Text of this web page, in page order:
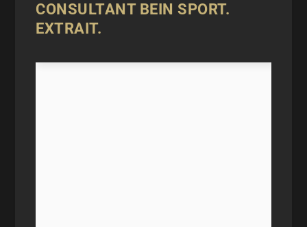
CONSULTANT BEIN SPORT.
EXTRAIT.